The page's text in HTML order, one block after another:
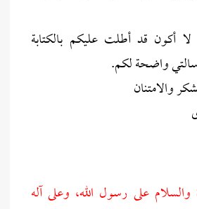
لا أكون قد أطلت عليكم بالكتابة
واضحة لكم.
والامتنان
والسلام على رسول الله، وعلى آله